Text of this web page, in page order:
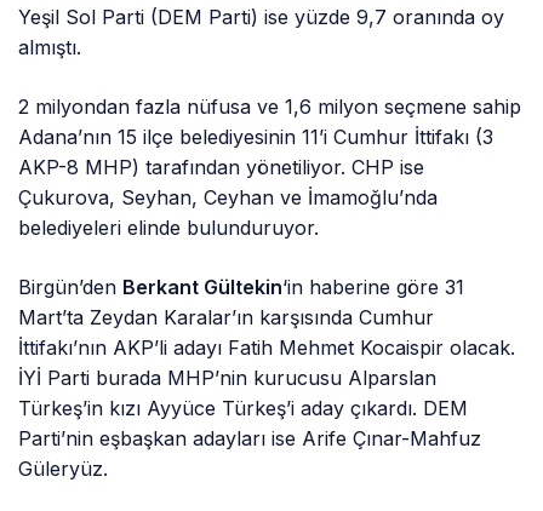
Yeşil Sol Parti (DEM Parti) ise yüzde 9,7 oranında oy
almıştı.
2 milyondan fazla nüfusa ve 1,6 milyon seçmene sahip
Adana’nın 15 ilçe belediyesinin 11’i Cumhur İttifakı (3
AKP-8 MHP) tarafından yönetiliyor. CHP ise
Çukurova, Seyhan, Ceyhan ve İmamoğlu’nda
belediyeleri elinde bulunduruyor.
Birgün’den Berkant Gültekin‘in haberine göre 31
Mart’ta Zeydan Karalar’ın karşısında Cumhur
İttifakı’nın AKP’li adayı Fatih Mehmet Kocaispir olacak.
İYİ Parti burada MHP’nin kurucusu Alparslan
Türkeş’in kızı Ayyüce Türkeş’i aday çıkardı. DEM
Parti’nin eşbaşkan adayları ise Arife Çınar-Mahfuz
Güleryüz.